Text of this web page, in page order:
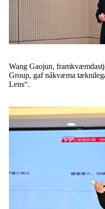
Wang Gaojun,
Group, gaf nákvæma
Lens“.